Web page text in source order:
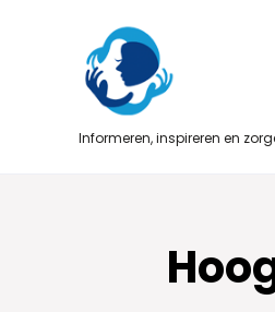
Informeren, inspireren en